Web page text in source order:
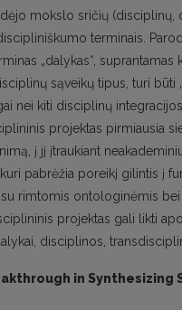
mokslo sričių
terminais.
„dalykas“,
sąveikų tipus, turi
nei kiti disciplinų
projektas pirmiausia
į jį įtraukiant
pabrėžia poreikį gilintis į
rimtomis ontologinėmis
projektas gali likti
disciplinos,
in Synthesizing